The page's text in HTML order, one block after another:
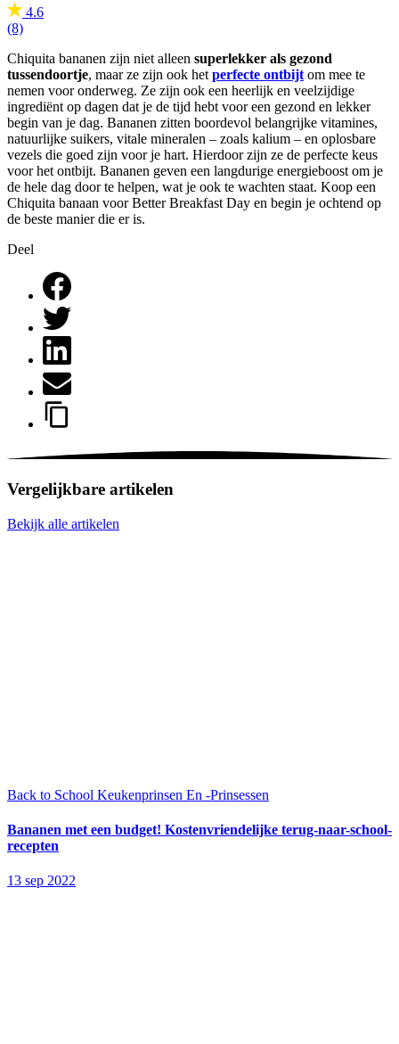
4.6
(8)
Chiquita bananen zijn niet alleen superlekker als gezond
tussendoortje, maar ze zijn ook hetperfecte ontbijtom mee te
nemen voor onderweg. Ze zijn ook een heerlijk en veelzijdige
ingrediënt op dagen dat je de tijd hebt voor een gezond en lekker
begin van je dag. Bananen zitten boordevol belangrijke vitamines,
natuurlijke suikers, vitale mineralen – zoals kalium – en oplosbare
vezels die goed zijn voor je hart. Hierdoor zijn ze de perfecte keus
voor het ontbijt. Bananen geven een langdurige energieboost om je
de hele dag door te helpen, wat je ook te wachten staat. Koop een
Chiquita banaan voor Better Breakfast Day en begin je ochtend op
de beste manier die er is.
Deel
Vergelijkbare artikelen
Bekijk alle artikelen
Back to School Keukenprinsen En -Prinsessen
Bananen met een budget! Kostenvriendelijke terug-naar-school-
recepten
13 sep 2022